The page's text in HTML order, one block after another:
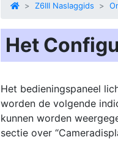
Z6III Naslaggids
Het
Het bedieningspaneel
worden de volgende
kunnen worden
sectie over